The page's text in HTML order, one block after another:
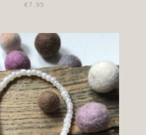
€7.95